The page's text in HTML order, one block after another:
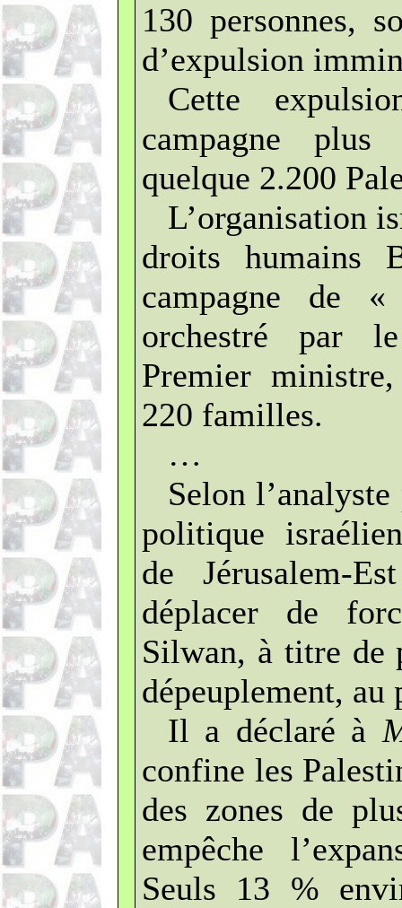
130 personnes,
d’expulsion
Cette
campagne plus
quelque 2.200
L’organisation
droits humains
campagne de
orchestré par
Premier
220 familles.
…
Selon
politique
de Jérusalem-
déplacer de
Silwan, à titre de
dépeuplement,
Il a déclaré à
confine les
des zones de
empêche
Seuls 13 %